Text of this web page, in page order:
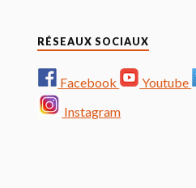
RÉSEAUX SOCIAUX
Facebook Youtube
Instagram